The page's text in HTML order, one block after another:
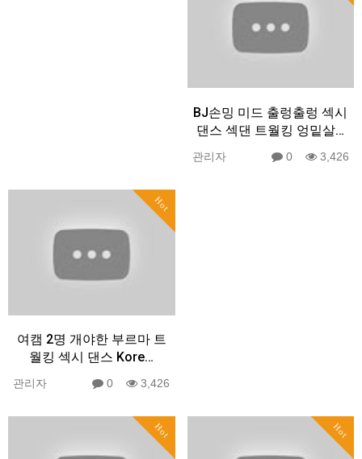
BJ손밍 미드 출렁출렁 섹시
댄스 섹댄 트월킹 엉밑살…
관리자 0 3,426
Hot
여캠 2명 개야한 부르마 트
월킹 섹시 댄스 Kore…
관리자 0 3,426
Hot Hot